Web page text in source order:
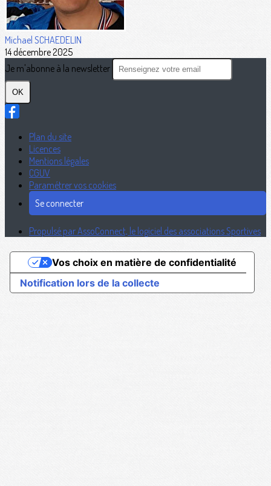
Michael SCHAEDELIN
14 décembre 2025
Je m'abonne à la newsletter
OK
Plan du site
Licences
Mentions légales
CGUV
Paramétrer vos cookies
Se connecter
Propulsé par AssoConnect, le logiciel des associations Sportives
Notification lors de la collecte
Vos choix en matière de confidentialité